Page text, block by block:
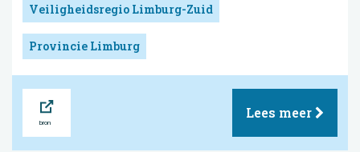
Veiligheidsregio Limburg-Zuid
Provincie Limburg
Lees meer